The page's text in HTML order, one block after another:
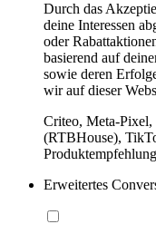
Durch das
deine Interessen
oder
basierend auf
sowie deren
wir auf dieser
Criteo, Meta-
(RTBHouse),
Erweitertes